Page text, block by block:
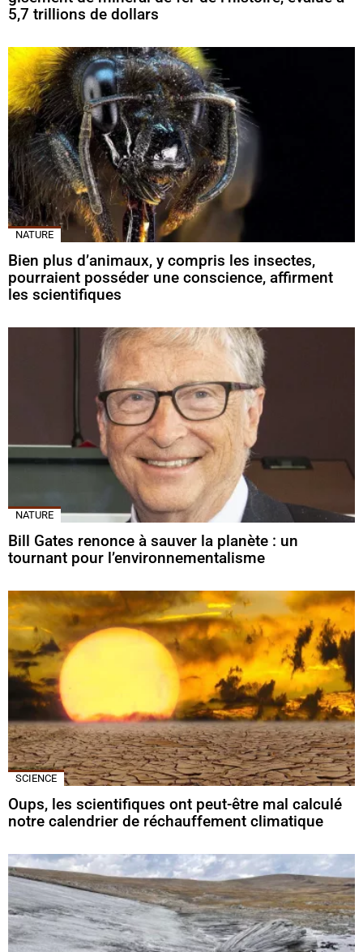
5,7 trillions de dollars
NATURE
Bien plus d’animaux, y compris les insectes,
pourraient posséder une conscience, affirment
les scientifiques
NATURE
Bill Gates renonce à sauver la planète : un
tournant pour l’environnementalisme
SCIENCE
Oups, les scientifiques ont peut-être mal calculé
notre calendrier de réchauffement climatique